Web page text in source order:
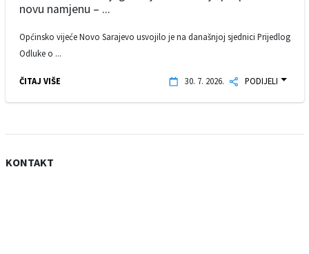
novu namjenu – ...
Općinsko vijeće Novo Sarajevo usvojilo je na današnjoj sjednici Prijedlog
Odluke o ...
ČITAJ VIŠE 30. 7. 2026. PODIJELI
KONTAKT